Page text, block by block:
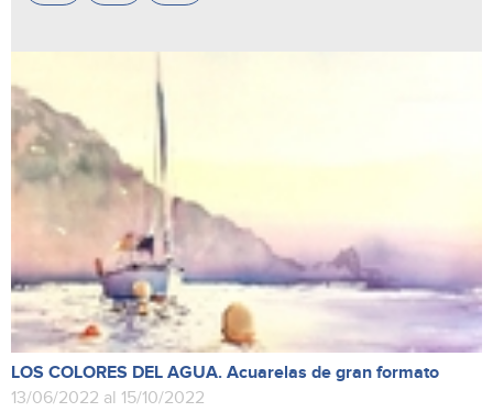
LOS COLORES DEL AGUA. Acuarelas de gran formato
13/06/2022 al 15/10/2022